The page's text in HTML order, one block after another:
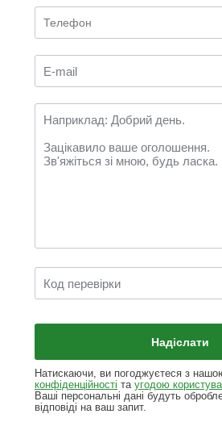
Натискаючи, ви погоджуєтеся з
конфіденційності та угодою
Ваші персональні дані будуть
відповіді на ваш запит.